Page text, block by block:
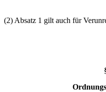
(2) Absatz 1 gilt auch für